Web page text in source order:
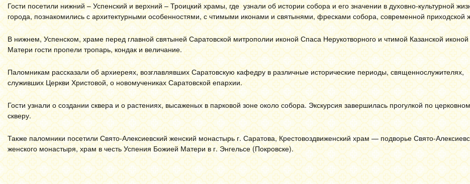
Гости посетили нижний – Успенский и верхний – Троицкий храмы, где узнали об истории собора и его значении в духовно-культурной
города, познакомились с архитектурными особенностями, с чтимыми иконами и святынями, фресками собора, современной приходской
В нижнем, Успенском, храме перед главной святыней Саратовской митрополии иконой Спаса Нерукотворного и чтимой Казанской
Матери гости пропели тропарь, кондак и величание.
Паломникам рассказали об архиереях, возглавлявших Саратовскую кафедру в различные исторические периоды, священнослужителях,
служивших Церкви Христовой, о новомучениках Саратовской епархии.
Гости узнали о создании сквера и о растениях, высаженых в парковой зоне около собора. Экскурсия завершилась прогулкой по
скверу.
Также паломники посетили Свято-Алексиевский женский монастырь г. Саратова, Крестовоздвиженский храм — подворье Свято-
женского монастыря, храм в честь Успения Божией Матери в г. Энгельсе (Покровске).